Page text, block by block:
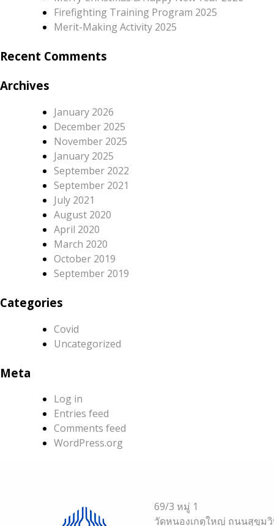
Firefighting Training Program 2025
Merit-Making Activity 2025
Recent Comments
Archives
January 2026
December 2025
November 2025
January 2025
September 2022
September 2021
July 2021
August 2020
April 2020
March 2020
October 2019
September 2019
Categories
Covid
Uncategorized
Meta
Log in
Entries feed
Comments feed
WordPress.org
69/3 หมู่ 1
วัดหนองเกตุใหญ่ ถนนสุขุม